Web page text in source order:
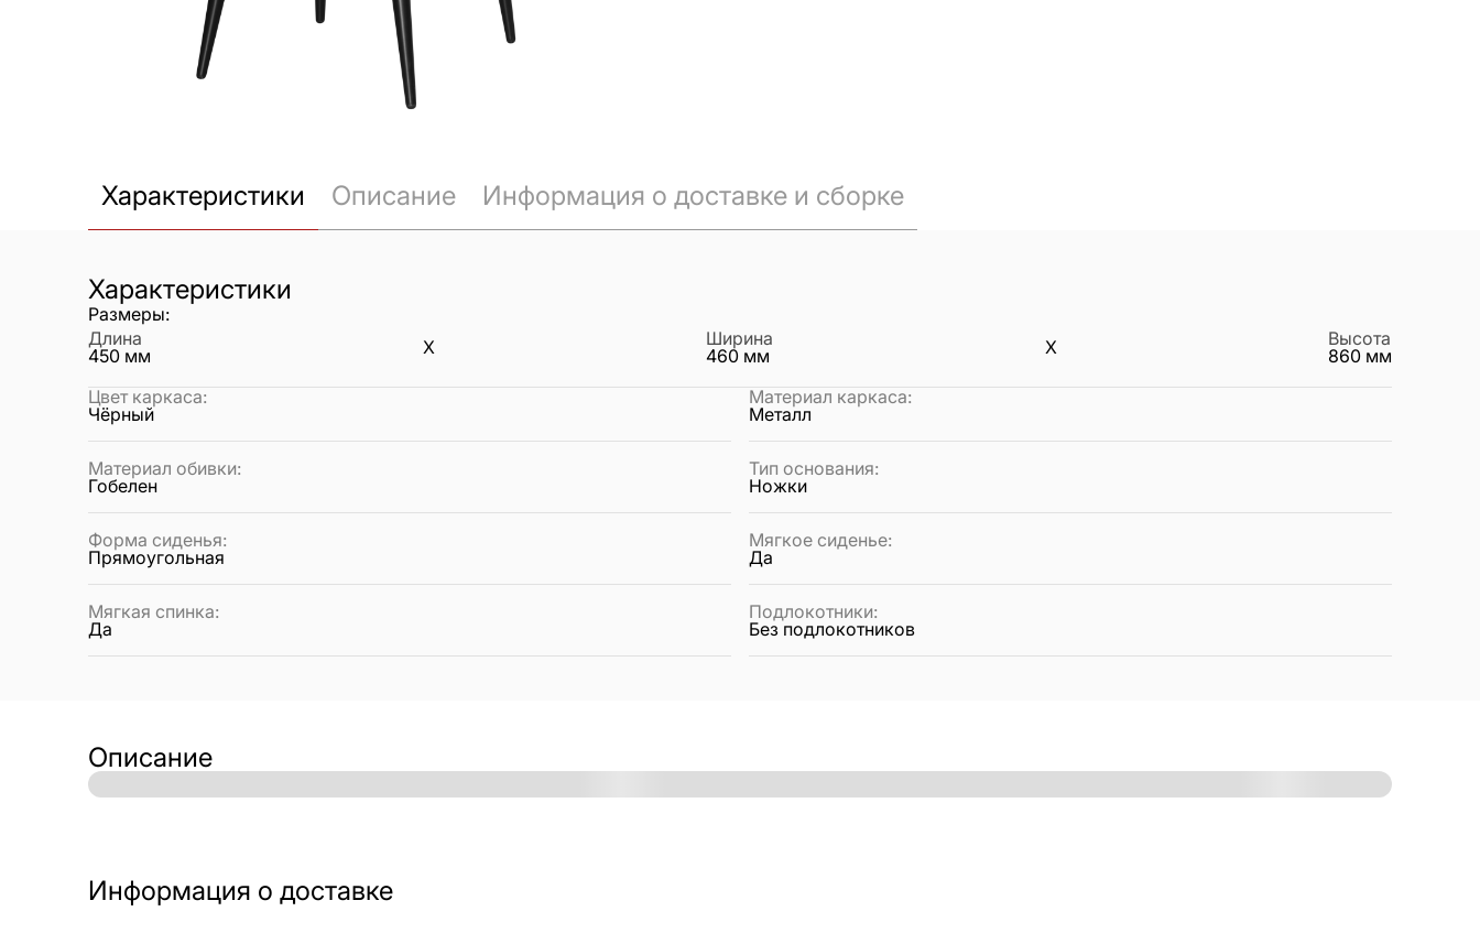
Характеристики Описание Информация о доставке и сборке
Характеристики
Размеры:
Длина
450 мм X
Ширина
460 мм X
Высота
860 мм
Цвет каркаса:
Чёрный
Материал каркаса:
Металл
Материал обивки:
Гобелен
Тип основания:
Ножки
Форма сиденья:
Прямоугольная
Мягкое сиденье:
Да
Мягкая спинка:
Да
Подлокотники:
Без подлокотников
Описание
Информация о доставке